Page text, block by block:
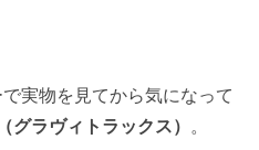
実物を見てから気になって
グラヴィトラックス） 。